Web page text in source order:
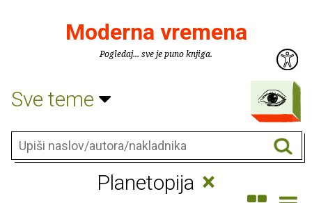
Moderna vremena
Pogledaj... sve je puno knjiga.
Sve teme
Planetopija ×